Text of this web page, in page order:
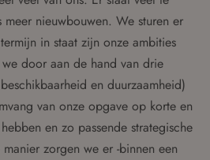
nieuwbouwen. We sturen er
in staat zijn onze ambities
door aan de hand van drie
en duurzaamheid)
van onze opgave op korte en
en zo passende strategische
zorgen we er -binnen een